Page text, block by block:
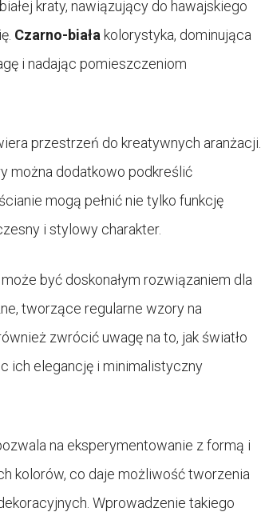
kraty, nawiązujący do hawajskiego
Czarno-biała kolorystyka, dominująca
i nadając pomieszczeniom
przestrzeń do kreatywnych aranżacji.
można dodatkowo podkreślić
mogą pełnić nie tylko funkcję
i stylowy charakter.
być doskonałym rozwiązaniem dla
tworzące regularne wzory na
zwrócić uwagę na to, jak światło
ich elegancję i minimalistyczny
na eksperymentowanie z formą i
kolorów, co daje możliwość tworzenia
Wprowadzenie takiego